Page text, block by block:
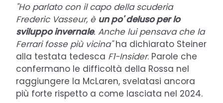
"Ho parlato con il capo della scuderia
Frederic Vasseur, è un po' deluso per lo
sviluppo invernale. Anche lui pensava che la
Ferrari fosse più vicina"ha dichiarato Steiner
alla testata tedesca F1-Insider. Parole che
confermano le difficoltà della Rossa nel
raggiungere la McLaren, svelatasi ancora
più forte rispetto a come lasciata nel 2024.